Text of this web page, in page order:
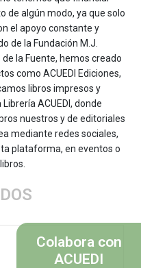
de algún modo, ya que solo
el apoyo constante y
de la Fundación M.J.
la Fuente, hemos creado
como ACUEDI Ediciones,
libros impresos y
ACUEDI, donde
nuestros y de editoriales
mediante redes sociales,
plataforma, en eventos o
Colabora con
ACUEDI